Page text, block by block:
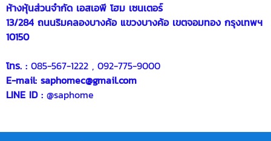
ห้างหุ้นส่วนจำกัด เอสเอพี โฮม เซนเตอร์
13/284 ถนนริมคลองบางค้อ แขวงบางค้อ เขตจอมทอง กรุงเทพฯ
10150
โทร. : 085-567-1222 , 092-775-9000
E-mail: saphomec@gmail.com
LINE ID : @saphome